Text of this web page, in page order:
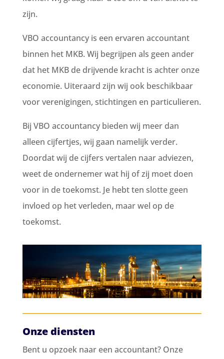
zijn.
VBO accountancy is een ervaren accountant
binnen het MKB. Wij begrijpen als geen ander
dat het MKB de drijvende kracht is achter onze
economie. Uiteraard zijn wij ook beschikbaar
voor verenigingen, stichtingen en particulieren.
Bij VBO accountancy bieden wij meer dan
alleen cijfertjes, wij gaan namelijk verder.
Doordat wij de cijfers vertalen naar adviezen,
weet de ondernemer wat hij of zij moet doen
voor in de toekomst. Je hebt ten slotte geen
invloed op het verleden, maar wel op de
toekomst.
Onze diensten
Bent u opzoek naar een accountant? Onze